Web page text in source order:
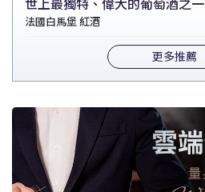
世上最獨特、偉大的葡萄酒之一
法國白馬堡 紅酒
更多推薦